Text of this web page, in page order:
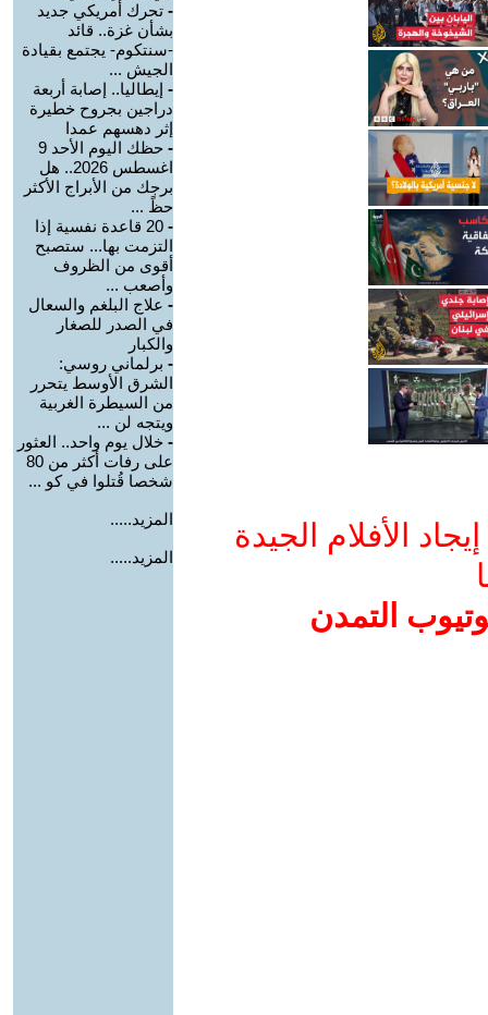
الأفلام الجيدة
التمدن
- تحرك أمريكي جديد
بشأن غزة.. قائد
-سنتكوم- يجتمع بقيادة
الجيش ...
- إيطاليا.. إصابة أربعة
دراجين بجروح خطيرة
إثر دهسهم عمدا
-
حظك اليوم الأحد 9
اغسطس 2026.. هل
برجك من الأبراج الأكثر
حظً ...
-
20 قاعدة نفسية إذا
التزمت بها... ستصبح
أقوى من الظروف
وأصعب ...
- علاج البلغم والسعال
في الصدر للصغار
والكبار
- برلماني روسي:
الشرق الأوسط يتحرر
من السيطرة الغربية
ويتجه لن ...
- خلال يوم واحد.. العثور
على رفات أكثر من 80
شخصا قُتلوا في كو ...
المزيد.....
المزيد.....